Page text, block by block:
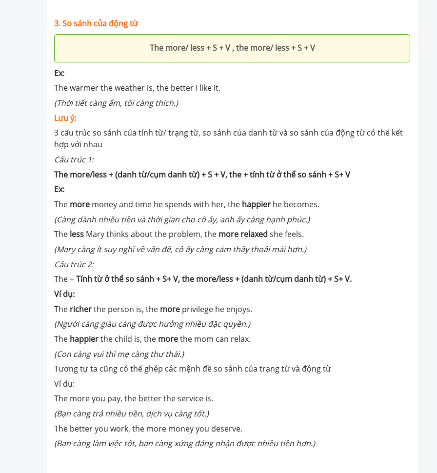
3.So sánh của động từ
The more/ less + S + V , the more/ less + S + V
Ex:
The warmer the weather is, the better I like it.
(Thời tiết càng ấm, tôi càng thích.)
Lưu ý:
3 cấu trúc so sánh của tính từ/ trạng từ, so sánh của danh từ và so sánh của động từ có thể kết
hợp với nhau
Cấu trúc 1:
The more/less + (danh từ/cụm danh từ) + S + V, the + tính từ ở thể so sánh + S+ V
Ex:
The more money and time he spends with her, the happier he becomes.
(Càng dành nhiều tiền và thời gian cho cô ấy, anh ấy càng hạnh phúc.)
The less Mary thinks about the problem, the more relaxed she feels.
(Mary càng ít suy nghĩ về vấn đề, cô ấy càng cảm thấy thoải mái hơn.)
Cấu trúc 2:
The +Tính từ ở thể so sánh + S+ V, the more/less + (danh từ/cụm danh từ) + S+ V.
Ví dụ:
The richerthe person is, the more privilege he enjoys.
(Người càng giàu càng được hưởng nhiều đặc quyền.)
The happierthe child is, the morethe mom can relax.
(Con càng vui thì mẹ càng thư thái.)
Tương tự ta cũng có thể ghép các mệnh đề so sánh của trạng từ và động từ
Ví dụ:
The more you pay, the better the service is.
(Bạn càng trả nhiều tiền, dịch vụ càng tốt.)
The better you work, the more money you deserve.
(Bạn càng làm việc tốt, bạn càng xứng đáng nhận được nhiều tiền hơn.)